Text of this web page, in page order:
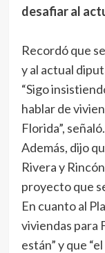
desafiar al
Recordó que
y al actual
“Sigo
hablar de
Florida”, señaló.
Además, dijo
Rivera y
proyecto que
En cuanto al
viviendas para
están” y que